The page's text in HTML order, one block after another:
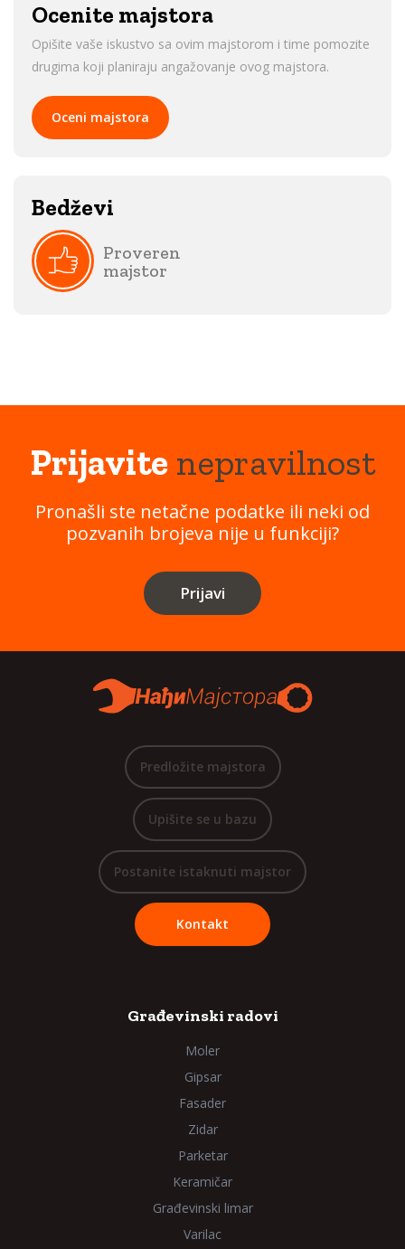
Ocenite majstora
Opišite vaše iskustvo sa ovim majstorom i time pomozite
drugima koji planiraju angažovanje ovog majstora.
Oceni majstora
Bedževi
Proveren
majstor
Prijavitenepravilnost
Pronašli ste netačne podatke ili neki od
pozvanih brojeva nije u funkciji?
Prijavi
Predložite majstora
Upišite se u bazu
Postanite istaknuti majstor
Kontakt
Građevinski radovi
Moler
Gipsar
Fasader
Zidar
Parketar
Keramičar
Građevinski limar
Varilac